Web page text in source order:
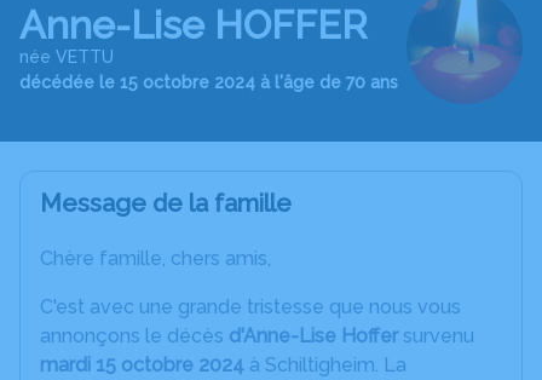
Anne-Lise HOFFER
née VETTU
décédée le 15 octobre 2024 à l'âge de 70 ans
Message de la famille
Chère famille, chers amis,
C'est avec une grande tristesse que nous vous
annonçons le décès d'Anne-Lise Hoffersurvenu
mardi 15 octobre 2024 à Schiltigheim. La